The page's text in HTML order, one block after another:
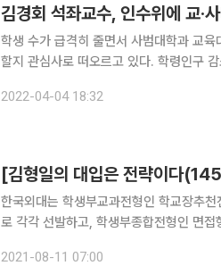
김경회 석좌교수, 인수위에 교·
학생 수가 급격히 줄면서 사범대학과 교
할지 관심사로 떠오르고 있다. 학령인구
에 따르면 김경회 명지대 석좌교수는 대통
2022-04-04 18:32
[김형일의 대입은 전략이다
한국외대는 학생부교과전형인 학교장추
로 각각 선발하고, 학생부종합전형인 면
각 선발하며, 학생부종합전형 SW인재 34
2021-08-11 07:00